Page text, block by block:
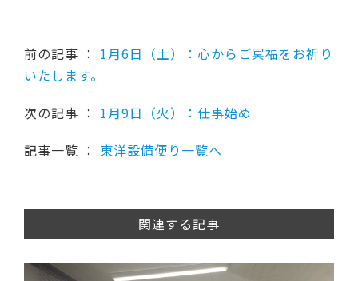
前の記事 ： 1月6日（土）：心からご冥福をお祈り
いたします。
次の記事 ： 1月9日（火）：仕事始め
記事一覧 ： 東洋設備便り一覧へ
関連する記事